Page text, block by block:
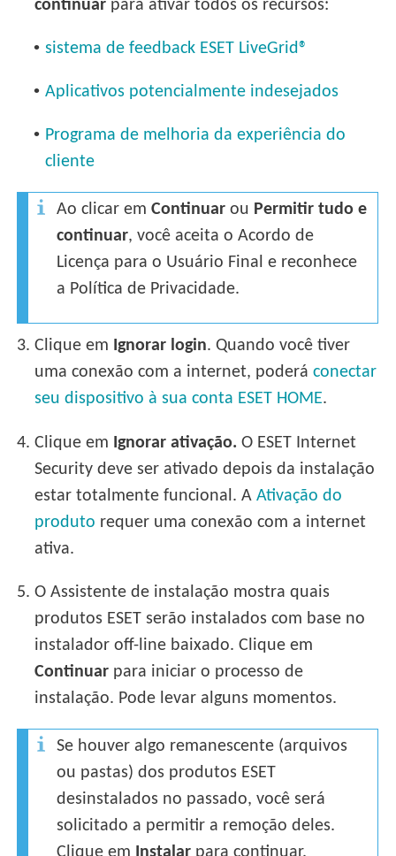
continuar para ativar todos os recursos:
• sistema de feedback ESET LiveGrid®
• Aplicativos potencialmente indesejados
• Programa de melhoria da experiência do
cliente
Ao clicar emContinuar ou Permitir tudo e
continuar, você aceita o Acordo de
Licença para o Usuário Final e reconhece
a Política de Privacidade.
3. Clique em Ignorar login. Quando você tiver
uma conexão com a internet, poderáconectar
seu dispositivo à sua conta ESET HOME.
4. Clique em Ignorar ativação. O ESET Internet
Security deve ser ativado depois da instalação
estar totalmente funcional. AAtivação do
produto requer uma conexão com a internet
ativa.
5. O Assistente de instalação mostra quais
produtos ESET serão instalados com base no
instalador off-line baixado. Clique em
Continuar para iniciar o processo de
instalação. Pode levar alguns momentos.
Se houver algo remanescente (arquivos
ou pastas) dos produtos ESET
desinstalados no passado, você será
solicitado a permitir a remoção deles.
Clique em Instalar para continuar.